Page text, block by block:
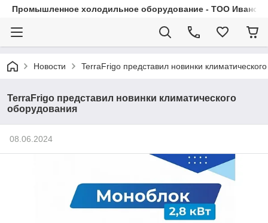
Промышленное холодильное оборудование - ТОО
Новости TerraFrigo представил новинки
TerraFrigo представил новинки климатического
оборудования
08.06.2024